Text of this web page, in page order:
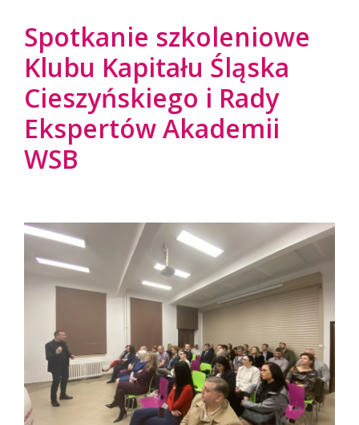
Spotkanie szkoleniowe
Klubu Kapitału Śląska
Cieszyńskiego i Rady
Ekspertów Akademii
WSB